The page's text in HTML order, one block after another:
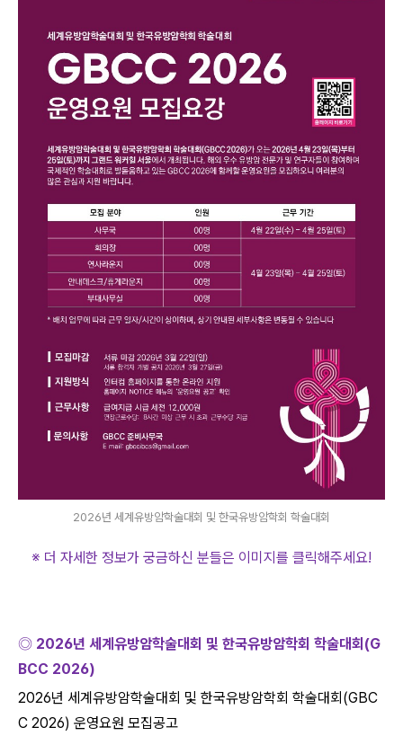
2026년 세계유방암학술대회 및 한국유방암학회 학술대회
※ 더 자세한 정보가 궁금하신 분들은 이미지를 클릭해주세요!
◎ 2026년 세계유방암학술대회 및 한국유방암학회 학술대회 (G
BCC 2026)
2026년 세계유방암학술대회 및 한국유방암학회 학술대회(GBC
C 2026) 운영요원 모집공고